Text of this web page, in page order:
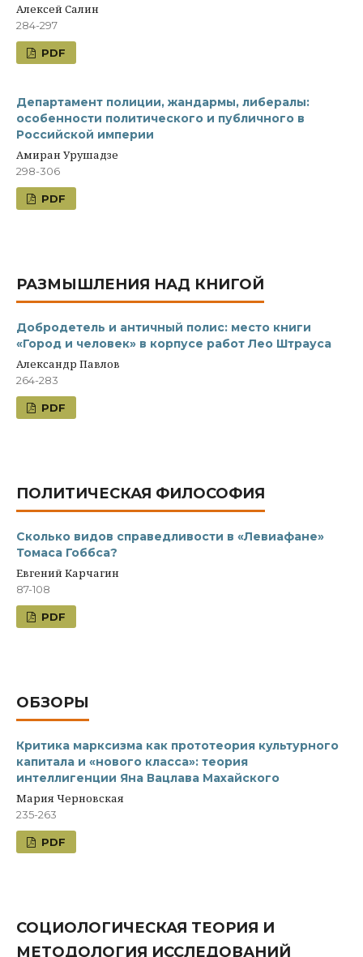
Алексей Салин
284-297
PDF
Департамент полиции, жандармы, либералы:
особенности политического и публичного в
Российской империи
Амиран Урушадзе
298-306
PDF
РАЗМЫШЛЕНИЯ НАД КНИГОЙ
Добродетель и античный полис: место книги
«Город и человек» в корпусе работ Лео Штрауса
Александр Павлов
264-283
PDF
ПОЛИТИЧЕСКАЯ ФИЛОСОФИЯ
Сколько видов справедливости в «Левиафане»
Томаса Гоббса?
Евгений Карчагин
87-108
PDF
ОБЗОРЫ
Критика марксизма как прототеория культурного
капитала и «нового класса»: теория
интеллигенции Яна Вацлава Махайского
Мария Черновская
235-263
PDF
СОЦИОЛОГИЧЕСКАЯ ТЕОРИЯ И
МЕТОДОЛОГИЯ ИССЛЕДОВАНИЙ